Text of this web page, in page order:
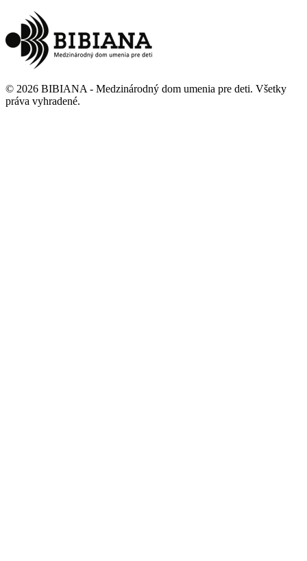
© 2026 BIBIANA - Medzinárodný dom umenia pre deti. Všetky
práva vyhradené.